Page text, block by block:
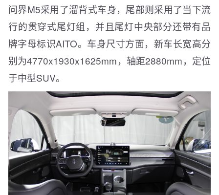
问界M5采用了溜背式车身，尾部则采用了当下流
行的贯穿式尾灯组，并且尾灯中央部分还带有品
牌字母标识AITO。车身尺寸方面，新车长宽高分
别为4770x1930x1625mm，轴距2880mm，定位
于中型SUV。